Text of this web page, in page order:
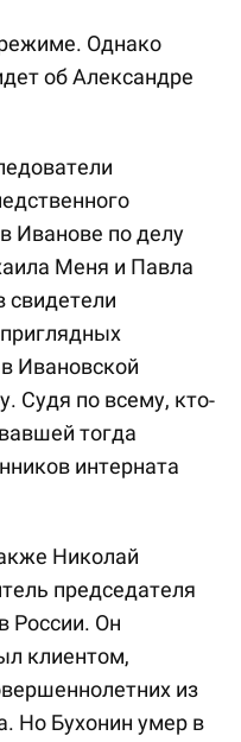
Однако
об Александре
Иванове по делу
Меня и Павла
свидетели
Ивановской
Судя по всему, кто-
тогда
интерната
Николай
председателя
России. Он
клиентом,
из
Но Бухонин умер в